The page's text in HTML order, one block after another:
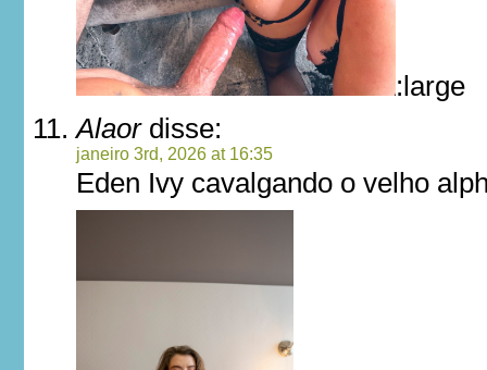
:large
Alaordisse:
janeiro 3rd, 2026 at 16:35
Eden Ivy cavalgando o velho